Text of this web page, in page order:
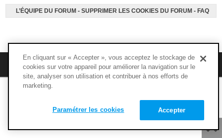
L’ÉQUIPE DU FORUM - SUPPRIMER LES COOKIES DU FORUM - FAQ
M’enregistrer FAQ
Copyright © 1994 - 2020 - NUTRIMUSCLE - Tous droits réservés
En cliquant sur « Accepter », vous acceptez le stockage de
cookies sur votre appareil pour améliorer la navigation sur le
site, analyser son utilisation et contribuer à nos efforts de
marketing.
Accepter
Paramétrer les cookies